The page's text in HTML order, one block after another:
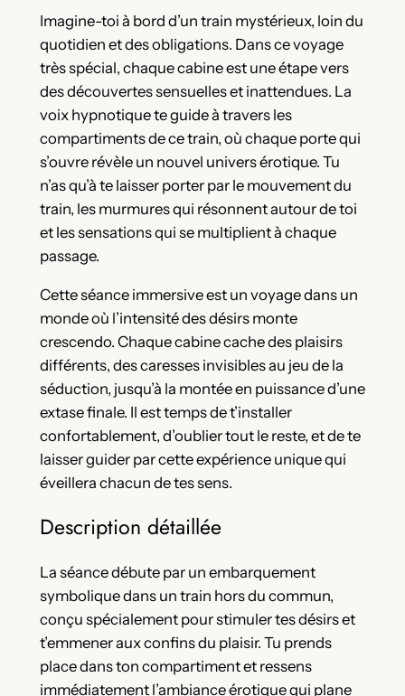
Imagine-toi à bord d’un train mystérieux, loin du
quotidien et des obligations. Dans ce voyage
très spécial, chaque cabine est une étape vers
des découvertes sensuelles et inattendues. La
voix hypnotique te guide à travers les
compartiments de ce train, où chaque porte qui
s’ouvre révèle un nouvel univers érotique. Tu
n’as qu’à te laisser porter par le mouvement du
train, les murmures qui résonnent autour de toi
et les sensations qui se multiplient à chaque
passage.
Cette séance immersive est un voyage dans un
monde où l’intensité des désirs monte
crescendo. Chaque cabine cache des plaisirs
différents, des caresses invisibles au jeu de la
séduction, jusqu’à la montée en puissance d’une
extase finale. Il est temps de t’installer
confortablement, d’oublier tout le reste, et de te
laisser guider par cette expérience unique qui
éveillera chacun de tes sens.
Description détaillée
La séance débute par un embarquement
symbolique dans un train hors du commun,
conçu spécialement pour stimuler tes désirs et
t’emmener aux confins du plaisir. Tu prends
place dans ton compartiment et ressens
immédiatement l’ambiance érotique qui plane